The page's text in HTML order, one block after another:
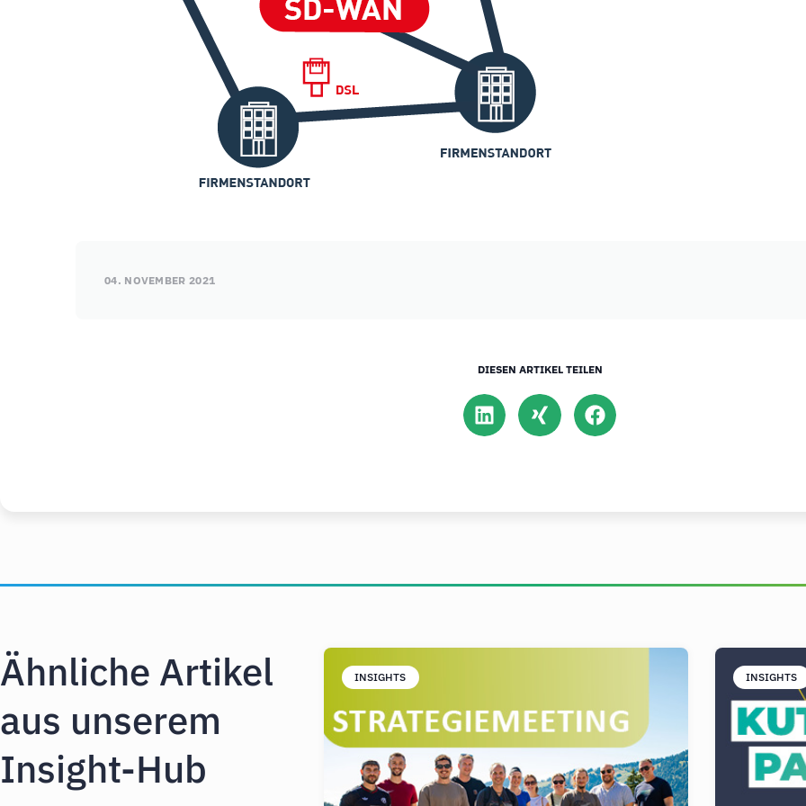
04. NOVEMBER 2021
DIESEN ARTIKEL TEILEN
Ähnliche Artikel
aus unserem
Insight-Hub
INSIGHTS INSIGHTS